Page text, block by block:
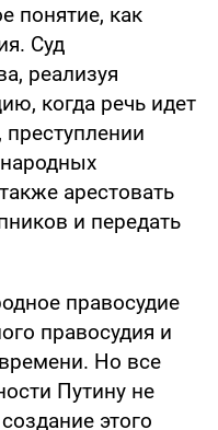
понятие, как
Суд
реализуя
когда речь идет
арестовать
и передать
правосудие
правосудия и
Но все
Путину не
этого